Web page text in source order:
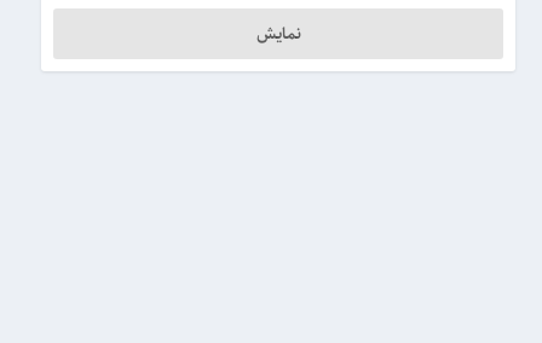
نمایش